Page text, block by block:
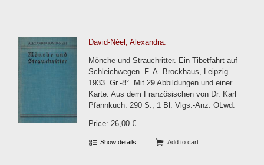
David-Néel, Alexandra:
Mönche und Strauchritter. Ein Tibetfahrt auf
Schleichwegen. F. A. Brockhaus, Leipzig
1933. Gr.-8°. Mit 29 Abbildungen und einer
Karte. Aus dem Französischen von Dr. Karl
Pfannkuch. 290 S., 1 Bl. Vlgs.-Anz. OLwd.
Price: 26,00 €
Show details… Add to cart